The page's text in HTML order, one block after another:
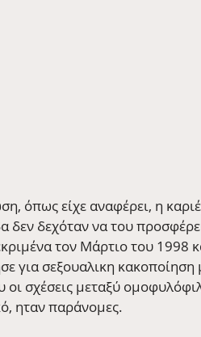
όπως είχε αναφέρει, η
δεν δεχόταν να του
τον Μάρτιο του 1998
για σεξουαλικη κακοποίηση
σχέσεις μεταξύ
ηταν παράνομες.